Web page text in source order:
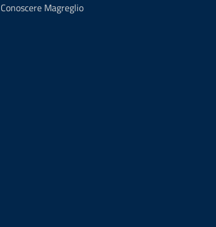
Conoscere Magreglio